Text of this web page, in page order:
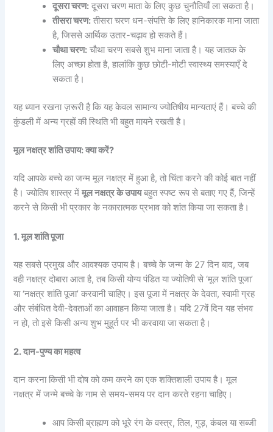
दूसरा चरण: दूसरा चरण माता के लिए कुछ चुनौतियाँ ला सकता है।
तीसरा चरण: तीसरा चरण धन-संपत्ति के लिए हानिकारक माना जाता
है, जिससे आर्थिक उतार-चढ़ाव हो सकते हैं।
चौथा चरण: चौथा चरण सबसे शुभ माना जाता है। यह जातक के
लिए अच्छा होता है, हालांकि कुछ छोटी-मोटी स्वास्थ्य समस्याएँ दे
सकता है।
यह ध्यान रखना ज़रूरी है कि यह केवल सामान्य ज्योतिषीय मान्यताएं हैं। बच्चे की
कुंडली में अन्य ग्रहों की स्थिति भी बहुत मायने रखती है।
मूल नक्षत्र शांति उपाय: क्या करें?
यदि आपके बच्चे का जन्म मूल नक्षत्र में हुआ है, तो चिंता करने की कोई बात नहीं
है। ज्योतिष शास्त्र मेंमूल नक्षत्र के उपायबहुत स्पष्ट रूप से बताए गए हैं, जिन्हें
करने से किसी भी प्रकार के नकारात्मक प्रभाव को शांत किया जा सकता है।
1. मूल शांति पूजा
यह सबसे प्रमुख और आवश्यक उपाय है। बच्चे के जन्म के 27 दिन बाद, जब
वही नक्षत्र दोबारा आता है, तब किसी योग्य पंडित या ज्योतिषी से ‘मूल शांति पूजा’
या ‘नक्षत्र शांति पूजा’ करवानी चाहिए। इस पूजा में नक्षत्र के देवता, स्वामी ग्रह
और संबंधित देवी-देवताओं का आवाहन किया जाता है। यदि 27वें दिन यह संभव
न हो, तो इसे किसी अन्य शुभ मुहूर्त पर भी करवाया जा सकता है।
2. दान-पुण्य का महत्व
दान करना किसी भी दोष को कम करने का एक शक्तिशाली उपाय है। मूल
नक्षत्र में जन्मे बच्चे के नाम से समय-समय पर दान करते रहना चाहिए।
आप किसी ब्राह्मण को भूरे रंग के वस्त्र, तिल, गुड़, कंबल या सब्जी